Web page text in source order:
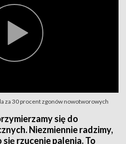
za 30 procent zgonów nowotworowych
się do
Niezmiennie radzimy,
się rzucenie palenia. To